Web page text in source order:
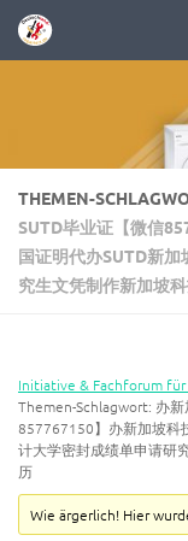
Zum Inhalt
THEMEN-
SUTD毕业证【微信
国证明代办SUTD新
究生文凭制作新加坡
Initiative & Fachforum
Themen-Schlagwort: 办
857767150】办新加坡科
计大学密封成绩单申请研
历
Wie ärgerlich! Hier